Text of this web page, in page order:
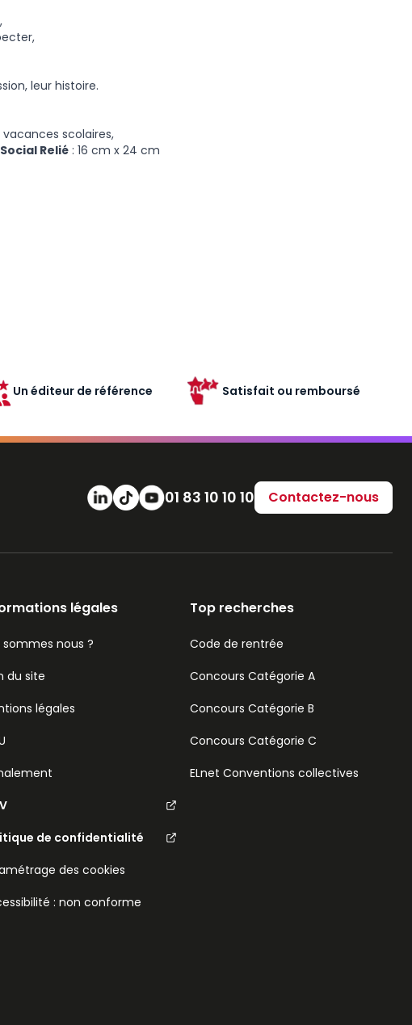
leur histoire.
scolaires,
Relié : 16 cm x 24 cm
Un éditeur de référence Satisfait ou remboursé
Numéro de téléphone
01 83 10 10 10 Contactez-nous
légales
sommes nous ?
du site
légales
de confidentialité
des cookies
: non conforme
Top recherches
Code de rentrée
Concours Catégorie A
Concours Catégorie B
Concours Catégorie C
ELnet Conventions collectives